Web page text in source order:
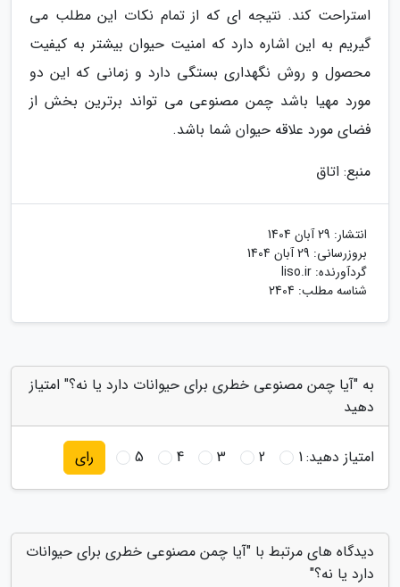
استراحت کند. نتیجه ای که از تمام نکات این مطلب می
گیریم به این اشاره دارد که امنیت حیوان بیشتر به کیفیت
محصول و روش نگهداری بستگی دارد و زمانی که این دو
مورد مهیا باشد چمن مصنوعی می تواند برترین بخش از
فضای مورد علاقه حیوان شما باشد.
منبع: اتاق
انتشار: 29 آبان 1404
بروزرسانی: 29 آبان 1404
گردآورنده: liso.ir
شناسه مطلب: 2404
به "آیا چمن مصنوعی خطری برای حیوانات دارد یا نه؟" امتیاز
دهید
امتیاز دهید:1
2
3
4
5 رای
دیدگاه های مرتبط با "آیا چمن مصنوعی خطری برای حیوانات
دارد یا نه؟"